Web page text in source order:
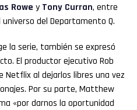
Rowe y Tony Curran, entre
del Departamento Q.
la serie, también se expresó
El productor ejecutivo Rob
Netflix al dejarlos libres una vez
Por su parte, Matthew
«por darnos la oportunidad